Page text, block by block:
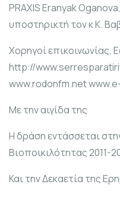
PRAXIS Eranyak
υποστηρικτή τον κ Κ.
Xορηγοί επικοινωνίας,
http://
www.rodonfm.net
Με την αιγίδα της
H δράση εντάσσεται
Βιοποικιλότητας 2011-
Και την Δεκαετία της